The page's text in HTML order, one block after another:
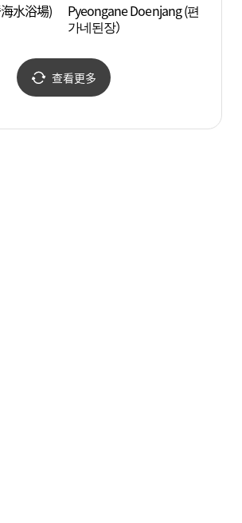
水浴場)
Pyeongane Doenjang (편
가네된장）
查看更多